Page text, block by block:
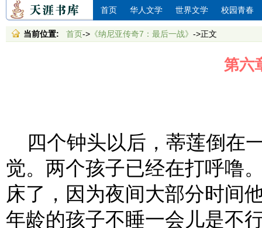
首页 华人文学 世界文学 校园青春
当前位置: 首页-> 《纳尼亚传奇7：最后一战》 ->正文
第六
四个钟头以后，蒂莲倒在
觉。两个孩子已经在打呼噜
床了，因为夜间大部分时间
年龄的孩子不睡一会儿是不